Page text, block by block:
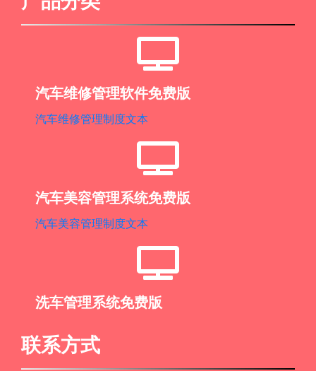
汽车维修管理软件免费版
汽车维修管理制度文本
汽车美容管理系统免费版
汽车美容管理制度文本
洗车管理系统免费版
联系方式